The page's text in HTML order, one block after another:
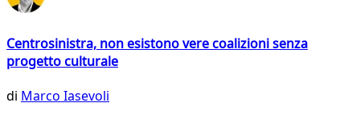
Centrosinistra, non esistono vere coalizioni senza
progetto culturale
di Marco Iasevoli